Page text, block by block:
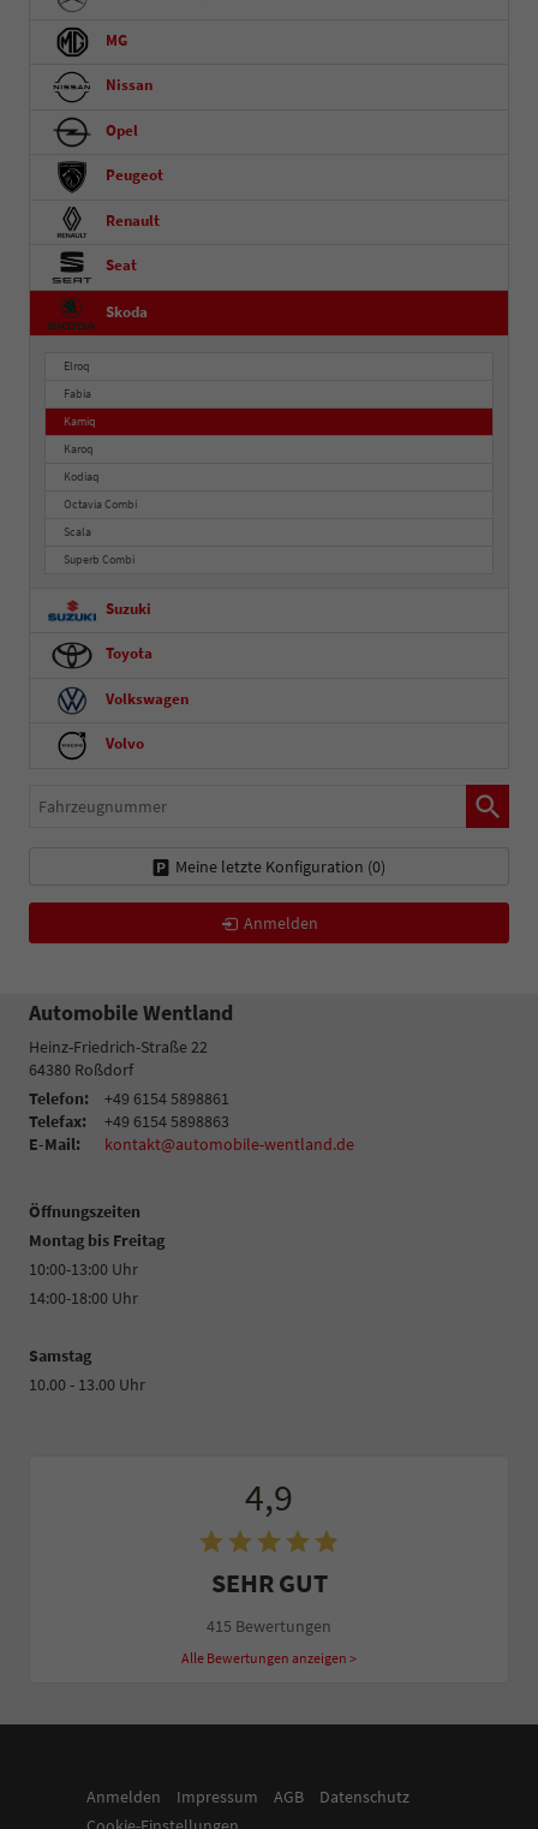
MG
Nissan
Opel
Peugeot
Renault
Seat
Skoda
Elroq
Fabia
Kamiq
Karoq
Kodiaq
Octavia Combi
Scala
Superb Combi
Suzuki
Toyota
Volkswagen
Volvo
Fahrzeugnummer
Meine letzte Konfiguration (0)
Anmelden
Automobile Wentland
Heinz-Friedrich-Straße 22
64380 Roßdorf
Telefon:
+49 6154 5898861
Telefax:
+49 6154 5898863
E-Mail:
kontakt@automobile-wentland.de
Öffnungszeiten
Montag bis Freitag
10:00-13:00 Uhr
14:00-18:00 Uhr
Samstag
10.00 - 13.00 Uhr
4,9
SEHR GUT
415 Bewertungen
Alle Bewertungen anzeigen >
Anmelden Impressum AGB
Datenschutz